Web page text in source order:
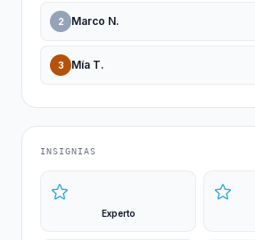
2 Marco N.
3 Mía T.
INSIGNIAS
Experto